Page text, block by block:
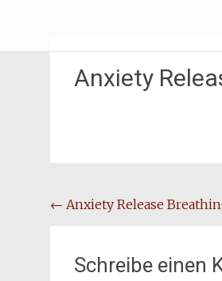
springen
Anxiety
Beitragsnavigation
← Anxiety Release
Schreibe einen